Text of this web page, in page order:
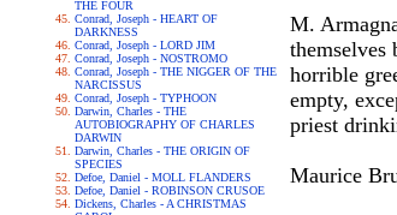
THE FOUR
Conrad, Joseph - HEART OF
DARKNESS
Conrad, Joseph - LORD JIM
Conrad, Joseph - NOSTROMO
Conrad, Joseph - THE NIGGER OF THE
NARCISSUS
Conrad, Joseph - TYPHOON
Darwin, Charles - THE
AUTOBIOGRAPHY OF CHARLES
DARWIN
Darwin, Charles - THE ORIGIN OF
SPECIES
Defoe, Daniel - MOLL FLANDERS
Defoe, Daniel - ROBINSON CRUSOE
Dickens, Charles - A CHRISTMAS
M.
themselves
horrible
empty,
priest
Maurice